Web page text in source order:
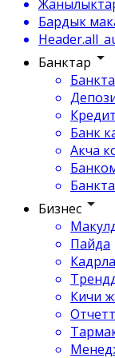
Бардык
Банктар
Банк
Акча
Бизнес
Пайда
Кичи